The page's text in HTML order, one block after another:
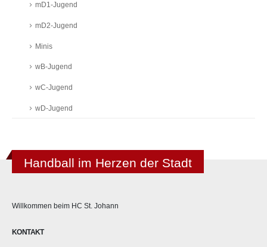
mD1-Jugend
mD2-Jugend
Minis
wB-Jugend
wC-Jugend
wD-Jugend
Handball im Herzen der Stadt
Willkommen beim HC St. Johann
KONTAKT